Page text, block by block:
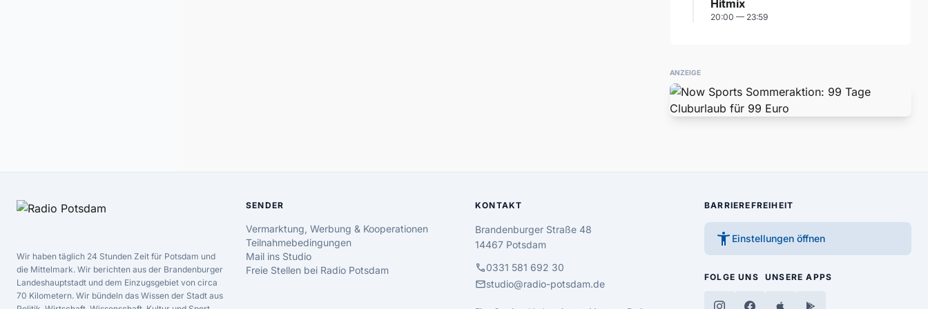
Hitmix
20:00 — 23:59
ANZEIGE
Wir haben täglich 24 Stunden Zeit für Potsdam und
die Mittelmark. Wir berichten aus der Brandenburger
Landeshauptstadt und dem Einzugsgebiet von circa
70 Kilometern. Wir bündeln das Wissen der Stadt aus
SENDER
Vermarktung, Werbung & Kooperationen
Teilnahmebedingungen
Mail ins Studio
Freie Stellen bei Radio Potsdam
KONTAKT
Brandenburger Straße 48
14467 Potsdam
call0331 581 692 30
mailstudio@radio-potsdam.de
BARRIEREFREIHEIT
accessibility_new Einstellungen öffnen
FOLGE UNS UNSERE APPS